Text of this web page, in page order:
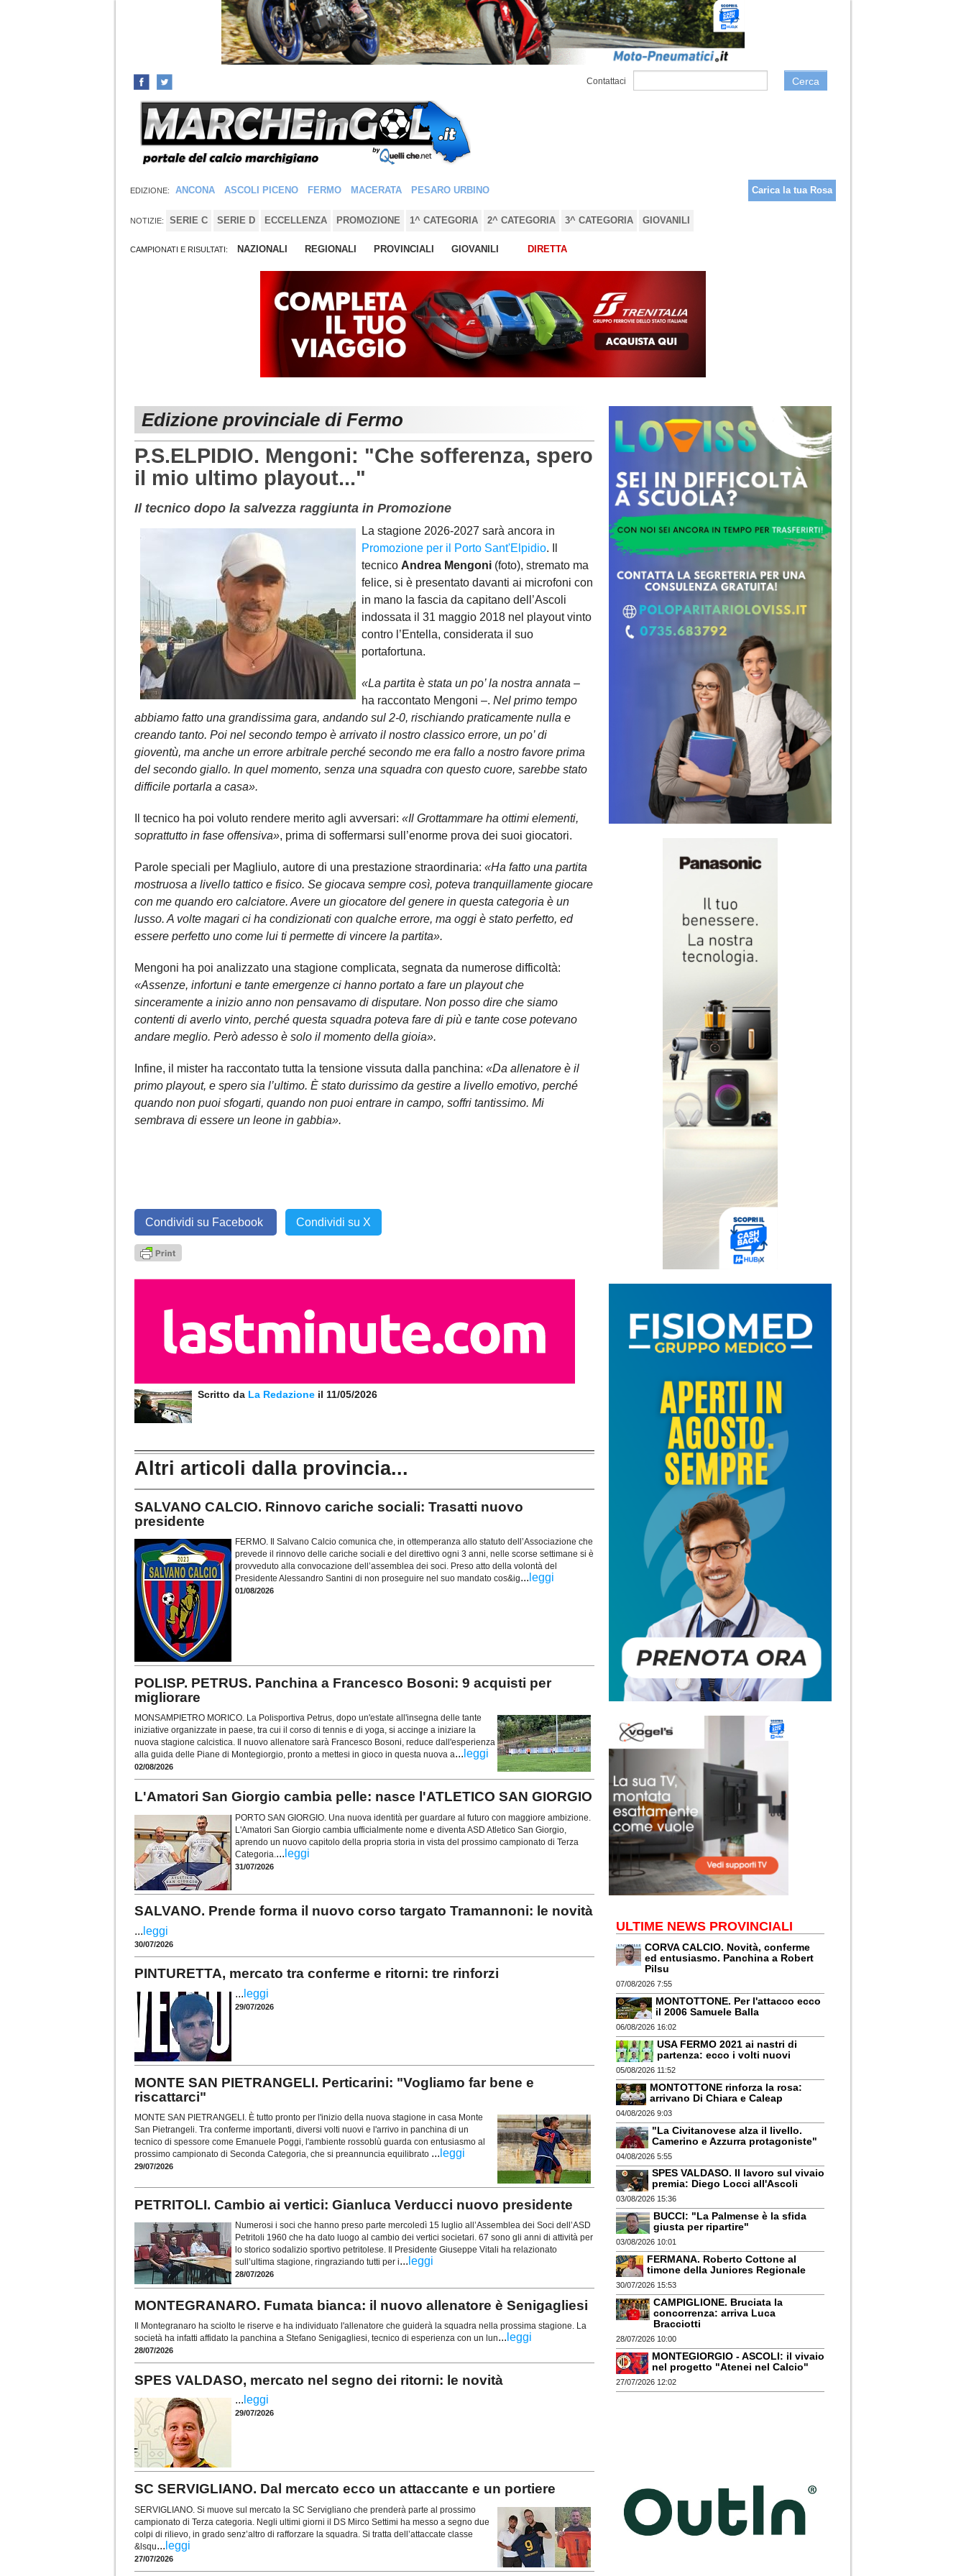
Contattaci Cerca
EDIZIONE: ANCONA ASCOLI PICENO FERMO MACERATA PESARO URBINO Carica la tua Rosa
NOTIZIE: SERIE C SERIE D ECCELLENZA PROMOZIONE 1^ CATEGORIA 2^ CATEGORIA 3^ CATEGORIA GIOVANILI
CAMPIONATI E RISULTATI: NAZIONALI REGIONALI PROVINCIALI GIOVANILI DIRETTA
Edizione provinciale di Fermo
P.S.ELPIDIO. Mengoni: "Che sofferenza, spero
il mio ultimo playout..."
Il tecnico dopo la salvezza raggiunta in Promozione
La stagione 2026-2027 sarà ancora in
Promozione per il Porto Sant'Elpidio. Il
tecnico Andrea Mengoni (foto), stremato ma
felice, si è presentato davanti ai microfoni con
in mano la fascia da capitano dell’Ascoli
indossata il 31 maggio 2018 nel playout vinto
contro l’Entella, considerata il suo
portafortuna.
«La partita è stata un po’ la nostra annata –
ha raccontato Mengoni –. Nel primo tempo
abbiamo fatto una grandissima gara, andando sul 2-0, rischiando praticamente nulla e
creando tanto. Poi nel secondo tempo è arrivato il nostro classico errore, un po’ di
gioventù, ma anche un errore arbitrale perché secondo me era fallo a nostro favore prima
del secondo giallo. In quel momento, senza una squadra con questo cuore, sarebbe stato
difficile portarla a casa».
Il tecnico ha poi voluto rendere merito agli avversari: «Il Grottammare ha ottimi elementi,
soprattutto in fase offensiva», prima di soffermarsi sull’enorme prova dei suoi giocatori.
Parole speciali per Magliulo, autore di una prestazione straordinaria: «Ha fatto una partita
mostruosa a livello tattico e fisico. Se giocava sempre così, poteva tranquillamente giocare
con me quando ero calciatore. Avere un giocatore del genere in questa categoria è un
lusso. A volte magari ci ha condizionati con qualche errore, ma oggi è stato perfetto, ed
essere perfetto uno come lui ti permette di vincere la partita».
Mengoni ha poi analizzato una stagione complicata, segnata da numerose difficoltà:
«Assenze, infortuni e tante emergenze ci hanno portato a fare un playout che
sinceramente a inizio anno non pensavamo di disputare. Non posso dire che siamo
contenti di averlo vinto, perché questa squadra poteva fare di più e tante cose potevano
andare meglio. Però adesso è solo il momento della gioia».
Infine, il mister ha raccontato tutta la tensione vissuta dalla panchina: «Da allenatore è il
primo playout, e spero sia l’ultimo. È stato durissimo da gestire a livello emotivo, perché
quando non puoi sfogarti, quando non puoi entrare in campo, soffri tantissimo. Mi
sembrava di essere un leone in gabbia».
Condividi su Facebook Condividi su X
Scritto da La Redazione il 11/05/2026
Altri articoli dalla provincia...
SALVANO CALCIO. Rinnovo cariche sociali: Trasatti nuovo
presidente
FERMO. Il Salvano Calcio comunica che, in ottemperanza allo statuto dell’Associazione che
prevede il rinnovo delle cariche sociali e del direttivo ogni 3 anni, nelle scorse settimane si è
provveduto alla convocazione dell’assemblea dei soci. Preso atto della volontà del
Presidente Alessandro Santini di non proseguire nel suo mandato cos&ig... leggi
01/08/2026
POLISP. PETRUS. Panchina a Francesco Bosoni: 9 acquisti per
migliorare
MONSAMPIETRO MORICO. La Polisportiva Petrus, dopo un'estate all'insegna delle tante
iniziative organizzate in paese, tra cui il corso di tennis e di yoga, si accinge a iniziare la
nuova stagione calcistica. Il nuovo allenatore sarà Francesco Bosoni, reduce dall'esperienza
alla guida delle Piane di Montegiorgio, pronto a mettesi in gioco in questa nuova a... leggi
02/08/2026
L'Amatori San Giorgio cambia pelle: nasce l'ATLETICO SAN GIORGIO
PORTO SAN GIORGIO. Una nuova identità per guardare al futuro con maggiore ambizione.
L'Amatori San Giorgio cambia ufficialmente nome e diventa ASD Atletico San Giorgio,
aprendo un nuovo capitolo della propria storia in vista del prossimo campionato di Terza
Categoria. ... leggi
31/07/2026
SALVANO. Prende forma il nuovo corso targato Tramannoni: le novità
... leggi
30/07/2026
PINTURETTA, mercato tra conferme e ritorni: tre rinforzi
... leggi
29/07/2026
MONTE SAN PIETRANGELI. Perticarini: "Vogliamo far bene e
riscattarci"
MONTE SAN PIETRANGELI. È tutto pronto per l'inizio della nuova stagione in casa Monte
San Pietrangeli. Tra conferme importanti, diversi volti nuovi e l'arrivo in panchina di un
tecnico di spessore come Emanuele Poggi, l'ambiente rossoblù guarda con entusiasmo al
prossimo campionato di Seconda Categoria, che si preannuncia equilibrato ... leggi
29/07/2026
PETRITOLI. Cambio ai vertici: Gianluca Verducci nuovo presidente
Numerosi i soci che hanno preso parte mercoledì 15 luglio all’Assemblea dei Soci dell’ASD
Petritoli 1960 che ha dato luogo al cambio dei vertici societari. 67 sono gli anni di attività per
lo storico sodalizio sportivo petritolese. Il Presidente Giuseppe Vitali ha relazionato
sull’ultima stagione, ringraziando tutti per i... leggi
28/07/2026
MONTEGRANARO. Fumata bianca: il nuovo allenatore è Senigagliesi
Il Montegranaro ha sciolto le riserve e ha individuato l'allenatore che guiderà la squadra nella prossima stagione. La
società ha infatti affidato la panchina a Stefano Senigagliesi, tecnico di esperienza con un lun... leggi
28/07/2026
SPES VALDASO, mercato nel segno dei ritorni: le novità
... leggi
29/07/2026
SC SERVIGLIANO. Dal mercato ecco un attaccante e un portiere
SERVIGLIANO. Si muove sul mercato la SC Servigliano che prenderà parte al prossimo
campionato di Terza categoria. Negli ultimi giorni il DS Mirco Settimi ha messo a segno due
colpi di rilievo, in grado senz’altro di rafforzare la squadra. Si tratta dell’attaccate classe
&lsqu... leggi
27/07/2026
ULTIME NEWS PROVINCIALI
CORVA CALCIO. Novità, conferme
ed entusiasmo. Panchina a Robert
Pilsu
07/08/2026 7:55
MONTOTTONE. Per l'attacco ecco
il 2006 Samuele Balla
06/08/2026 16:02
USA FERMO 2021 ai nastri di
partenza: ecco i volti nuovi
05/08/2026 11:52
MONTOTTONE rinforza la rosa:
arrivano Di Chiara e Caleap
04/08/2026 9:03
"La Civitanovese alza il livello.
Camerino e Azzurra protagoniste"
04/08/2026 5:55
SPES VALDASO. Il lavoro sul vivaio
premia: Diego Locci all'Ascoli
03/08/2026 15:36
BUCCI: "La Palmense è la sfida
giusta per ripartire"
03/08/2026 10:01
FERMANA. Roberto Cottone al
timone della Juniores Regionale
30/07/2026 15:53
CAMPIGLIONE. Bruciata la
concorrenza: arriva Luca
Bracciotti
28/07/2026 10:00
MONTEGIORGIO - ASCOLI: il vivaio
nel progetto "Atenei nel Calcio"
27/07/2026 12:02